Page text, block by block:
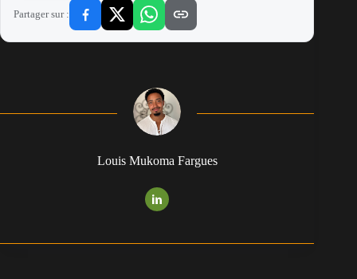
Partager sur :
Louis Mukoma Fargues